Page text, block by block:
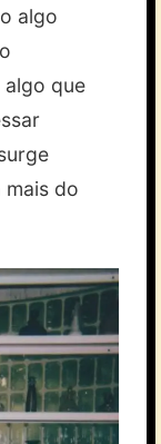
algo
algo que
mais do